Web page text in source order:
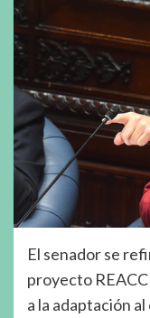
El senador se
proyecto
a la adaptación